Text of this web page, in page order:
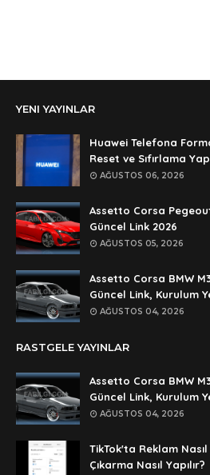
şifre ?
Anonymous
şifre ögrenebilirmiyim
Anonymous
🥰🥰🥰
Anonymous
dedezıplatan31 beğend👌
Anonymous
rar dosyasının şifresi nedir
Anonymous
lan şifre ne şifre
şifre ne
YENI YAYINLAR
Huawei Telefona
Reset ve Sıfırlama
AĞUSTOS 06, 2026
Assetto Corsa
Güncel Link 2026
AĞUSTOS 05, 2026
Assetto Corsa BMW
Güncel Link, Kurulum
AĞUSTOS 04, 2026
RASTGELE YAYINLAR
Assetto Corsa BMW
Güncel Link, Kurulum
AĞUSTOS 04, 2026
TikTok'ta Reklam
Çıkarma Nasıl Yapılır?